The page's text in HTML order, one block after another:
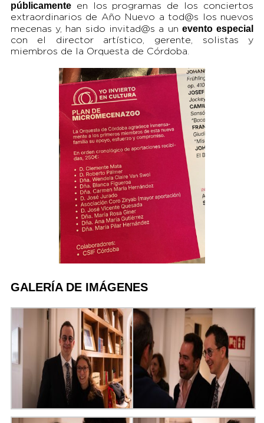
públicamenteen los programas de los conciertos
extraordinarios de Año Nuevo a tod@s los nuevos
mecenas y, han sido invitad@s a un evento especial
con el director artístico, gerente, solistas y
miembros de la Orquesta de Córdoba.
GALERÍA DE IMÁGENES